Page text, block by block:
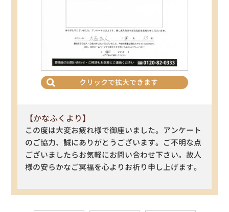
クリックで拡大できます
【かなふくより】
この度は大変お疲れ様で御座いました。アンケート
のご協力、誠にありがとうございます。ご不明な点
ございましたらお気軽にお問い合わせ下さい。故人
様の安らかなご冥福を心よりお祈り申し上げます。